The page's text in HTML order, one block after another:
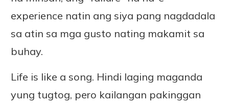
experience natin ang siya pang nagdadala
sa atin sa mga gusto nating makamit sa
buhay.
Life is like a song. Hindi laging maganda
yung tugtog, pero kailangan pakinggan